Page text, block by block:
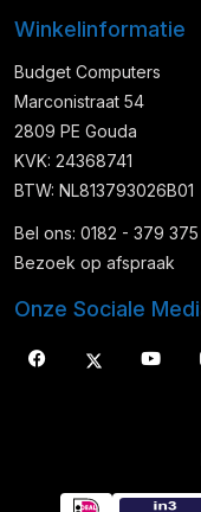
Winkelinformatie
Budget Computers
Marconistraat 54
2809 PE Gouda
KVK: 24368741
BTW: NL813793026B01
Bel ons: 0182 - 379 375
Bezoek op afspraak
Onze Sociale